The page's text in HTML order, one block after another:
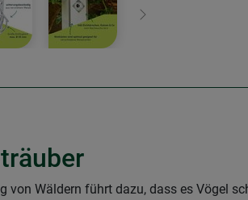
Weiter
von Wäldern führt dazu, dass es Vögel